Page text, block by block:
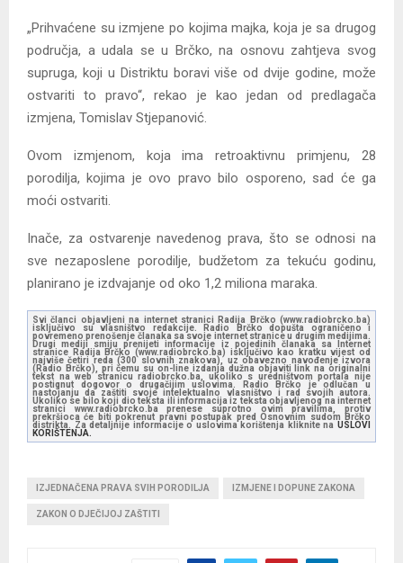
„Prihvaćene su izmjene po kojima majka, koja je sa drugog
područja, a udala se u Brčko, na osnovu zahtjeva svog
supruga, koji u Distriktu boravi više od dvije godine, može
ostvariti to pravo“, rekao je kao jedan od predlagača
izmjena, Tomislav Stjepanović.
Ovom izmjenom, koja ima retroaktivnu primjenu, 28
porodilja, kojima je ovo pravo bilo osporeno, sad će ga
moći ostvariti.
Inače, za ostvarenje navedenog prava, što se odnosi na
sve nezaposlene porodilje, budžetom za tekuću godinu,
planirano je izdvajanje od oko 1,2 miliona maraka.
Svi članci objavljeni na internet stranici Radija Brčko (www.radiobrcko.ba)
isključivo su vlasništvo redakcije. Radio Brčko dopušta ograničeno i
povremeno prenošenje članaka sa svoje internet stranice u drugim medijima.
Drugi mediji smiju prenijeti informacije iz pojedinih članaka sa Internet
stranice Radija Brčko (www.radiobrcko.ba) isključivo kao kratku vijest od
najviše četiri reda (300 slovnih znakova), uz obavezno navođenje izvora
(Radio Brčko), pri čemu su on-line izdanja dužna objaviti link na originalni
tekst na web stranicu radiobrcko.ba, ukoliko s uredništvom portala nije
postignut dogovor o drugačijim uslovima. Radio Brčko je odlučan u
nastojanju da zaštiti svoje intelektualno vlasništvo i rad svojih autora.
Ukoliko se bilo koji dio teksta ili informacija iz teksta objavljenog na internet
stranici www.radiobrcko.ba prenese suprotno ovim pravilima, protiv
prekršioca će biti pokrenut pravni postupak pred Osnovnim sudom Brčko
distrikta. Za detaljnije informacije o uslovima korištenja kliknite na USLOVI
KORIŠTENJA.
IZJEDNAČENA PRAVA SVIH PORODILJA IZMJENE I DOPUNE ZAKONA
ZAKON O DJEČIJOJ ZAŠTITI